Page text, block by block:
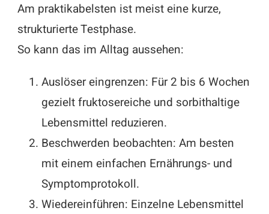
Am praktikabelsten ist meist eine kurze,
strukturierte Testphase.
So kann das im Alltag aussehen:
Auslöser eingrenzen: Für 2 bis 6 Wochen
gezielt fruktosereiche und sorbithaltige
Lebensmittel reduzieren.
Beschwerden beobachten: Am besten
mit einem einfachen Ernährungs- und
Symptomprotokoll.
Wiedereinführen: Einzelne Lebensmittel